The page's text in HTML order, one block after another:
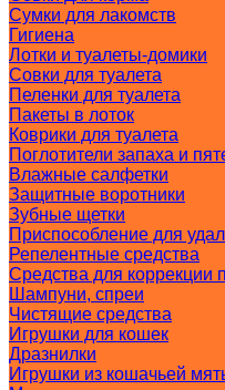
Сумки для лакомств
Гигиена
Лотки и туалеты-домики
Совки для туалета
Пеленки для туалета
Пакеты в лоток
Коврики для туалета
Поглотители запаха и
Влажные салфетки
Защитные воротники
Зубные щетки
Приспособление для
Репелентные средства
Средства для коррекции
Шампуни, спреи
Чистящие средства
Игрушки для кошек
Дразнилки
Игрушки из кошачьей